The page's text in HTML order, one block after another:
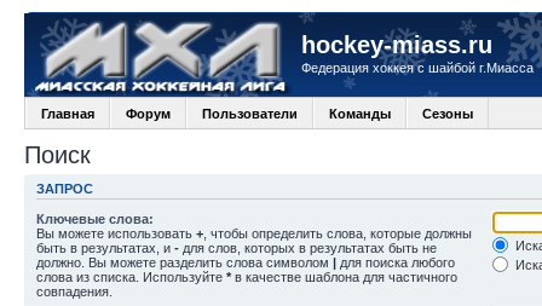
hockey-miass.ru
Федерация хоккея с шайбой г.Миасса
Главная Форум Пользователи Команды Сезоны
Поиск
ЗАПРОС
Ключевые слова:
Вы можете использовать + , чтобы определить слова, которые должны
быть в результатах, и - для слов, которых в результатах быть не
должно. Вы можете разделить слова символом | для поиска любого
слова из списка. Используйте * в качестве шаблона для частичного
совпадения.